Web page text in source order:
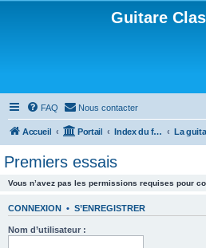
Guitare
FAQ Nous contacter
Accueil Portail Index du forum
Premiers essais
Vous n’avez pas les permissions requises pour
CONNEXION • S’ENREGISTRER
Nom d’utilisateur :